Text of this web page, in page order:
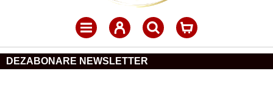
DEZABONARE NEWSLETTER